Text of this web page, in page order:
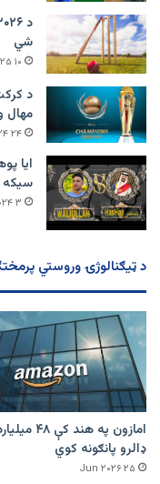
شي
۱۰ Sep ۲۰۲۵
مهال
۲۴ Dec ۲۰۲۴
ایا
سیکه
۳ Nov ۲۰۲۴
د ټیګنالوژۍ وروستي
امازون په هند کې ۴۸
ډالرو پانګونه کوي
۲۵ Jun ۲۰۲۶